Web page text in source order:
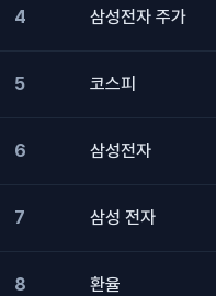
4 삼성전자 주가
5 코스피
6 삼성전자
7 삼성 전자
8 환율